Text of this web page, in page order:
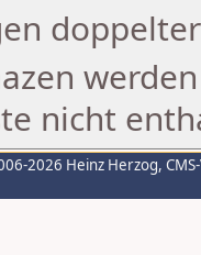
nicht
2026 Heinz Herzog,